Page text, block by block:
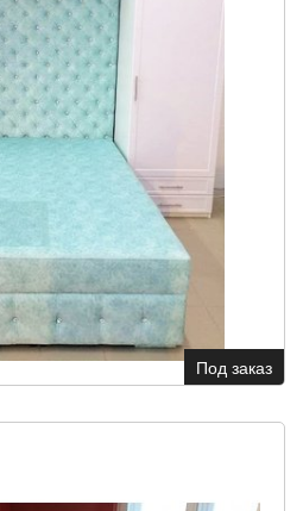
Под заказ